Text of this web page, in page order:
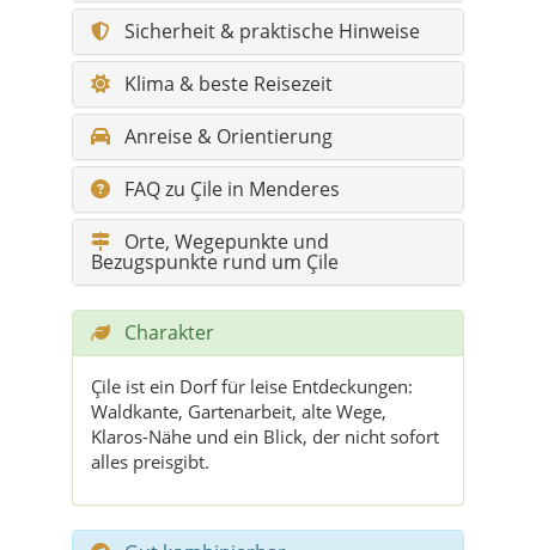
Sicherheit & praktische Hinweise
Klima & beste Reisezeit
Anreise & Orientierung
FAQ zu Çile in Menderes
Orte, Wegepunkte und
Bezugspunkte rund um Çile
Charakter
Çile ist ein Dorf für leise Entdeckungen:
Waldkante, Gartenarbeit, alte Wege,
Klaros-Nähe und ein Blick, der nicht sofort
alles preisgibt.